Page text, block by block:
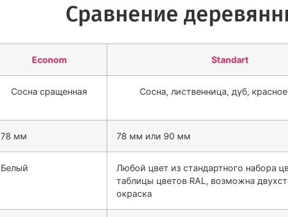
Сравнение
Econom Standart
Сосна сращенная Сосна, лиственница, дуб,
78 мм 78 мм или 90 мм
Белый
Любой цвет из стандартного набора
таблицы цветов RAL, возможна
окраска